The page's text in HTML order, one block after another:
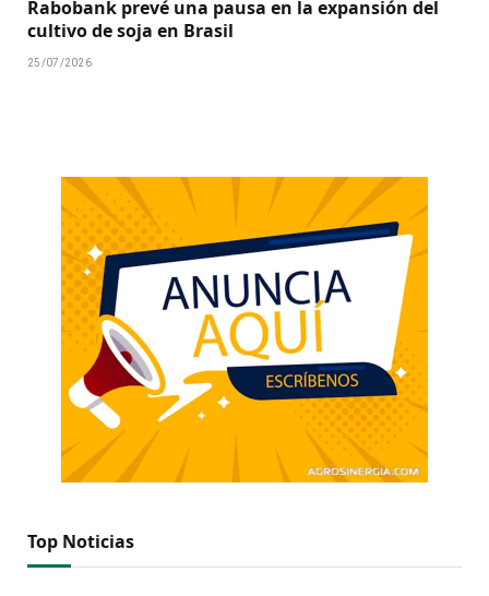
Rabobank prevé una pausa en la expansión del
cultivo de soja en Brasil
25/07/2026
Top Noticias